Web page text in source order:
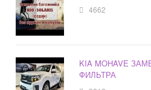
4662
KIA MOHAVE
ФИЛЬТРА